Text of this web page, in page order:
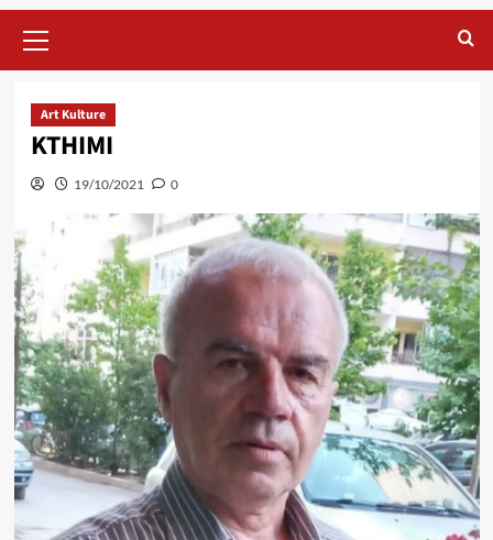
Menu
Art Kulture
KTHIMI
19/10/2021 0